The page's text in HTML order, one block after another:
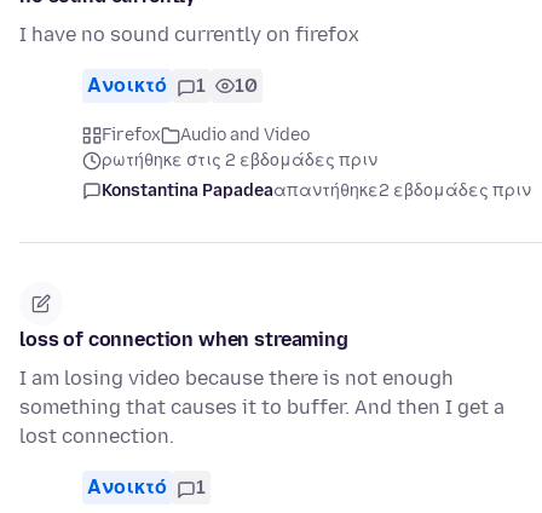
I have no sound currently on firefox
Ανοικτό 1 10
Firefox
Audio and Video
ρωτήθηκε στις 2 εβδομάδες πριν
Konstantina Papadeaαπαντήθηκε2 εβδομάδες πριν
loss of connection when streaming
I am losing video because there is not enough
something that causes it to buffer. And then I get a
lost connection.
Ανοικτό 1